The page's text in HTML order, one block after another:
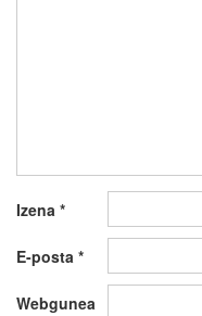
Izena *
E-posta *
Webgunea